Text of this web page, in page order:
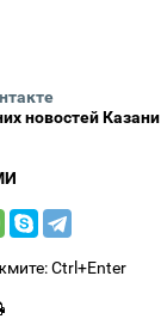
новостей Казани
Ctrl+Enter